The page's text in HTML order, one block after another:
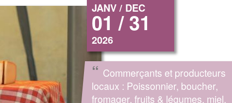
JANV / DEC
01 / 31
2026
“ Commerçants et producteurs
locaux : Poissonnier, boucher,
fromager, fruits & légumes, miel,